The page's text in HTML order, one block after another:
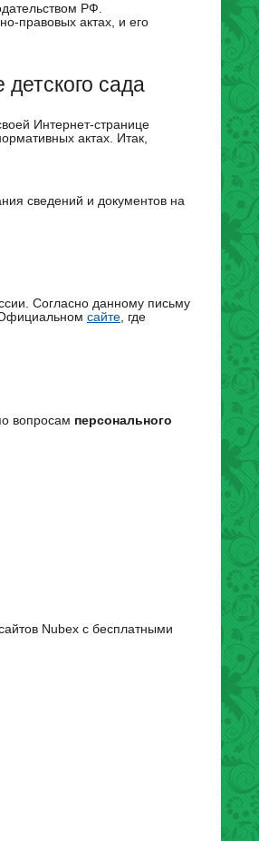
РФ.
правовых актах, и его
сада
Интернет-странице
актах. Итак,
сведений и документов на
Согласно данному письму
сайте, где
вопросам персонального
Nubex с бесплатными